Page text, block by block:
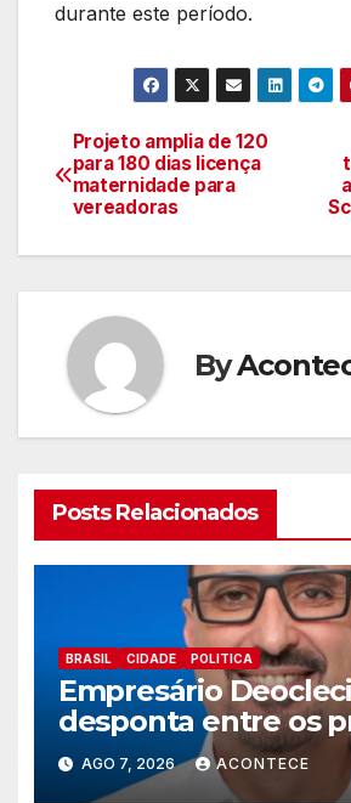
durante este período.
Navegação
de
artigos
Projeto amplia de 120
para 180 dias licença
maternidade para
vereadoras
By
Posts Relacionados
BRASIL CIDADE POLITICA
Empresário
desponta entre os
nomes do União
deputado estadual
AGO 7, 2026 ACONTECE